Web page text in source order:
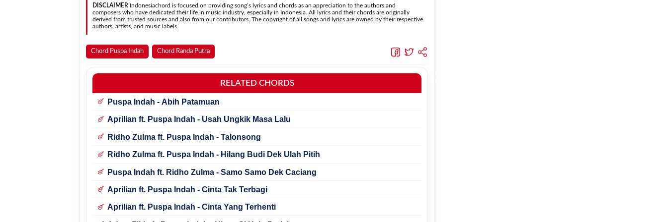
DISCLAIMER Indonesiachord is focused on providing song’s lyrics and chords as an appreciation to the authors and
composers who have dedicated their life in music industry, especially in Indonesia. All lyrics and their chords are originally
derived from trusted sources and also from our contributors. The copyright of all songs and lyrics are owned by their respective
authors, artists, and music labels.
Chord Puspa Indah Chord Randa Putra
RELATED CHORDS
Puspa Indah - Abih Patamuan
Aprilian ft. Puspa Indah - Usah Ungkik Masa Lalu
Ridho Zulma ft. Puspa Indah - Talonsong
Ridho Zulma ft. Puspa Indah - Hilang Budi Dek Ulah Pitih
Puspa Indah ft. Ridho Zulma - Samo Samo Dek Caciang
Aprilian ft. Puspa Indah - Cinta Tak Terbagi
Aprilian ft. Puspa Indah - Cinta Yang Terhenti